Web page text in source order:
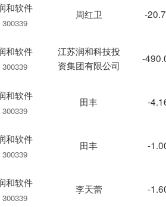
和软件
300339
周红卫 -
和软件
300339
江苏润和科技投
资集团有限公司
-
和软件
300339
田丰 -
和软件
300339
田丰 -
和软件
300339
李天蕾 -